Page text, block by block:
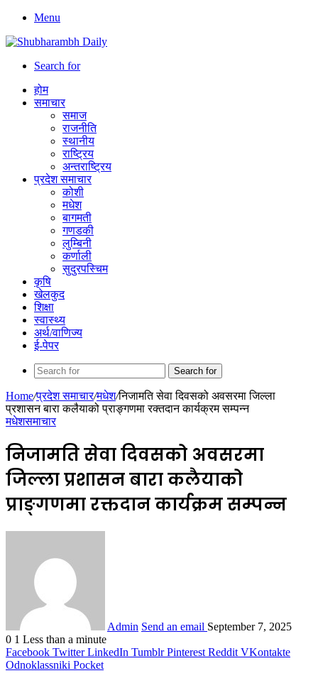
Menu
Search for
होम
समाचार
समाज
राजनीति
स्थानीय
राष्ट्रिय
अन्तराष्ट्रिय
प्रदेश समाचार
कोशी
मधेश
बागमती
गणडकी
लुम्बिनी
कर्णाली
सुदुरपस्चिम
कृषि
खेलकुद
शिक्षा
स्वास्थ्य
अर्थ/वाणिज्य
ई-पेपर
Search for
Home/प्रदेश समाचार/मधेश/निजामति सेवा दिवसको अवसरमा जिल्ला
प्रशासन बारा कलैयाको प्राङ्गणमा रक्तदान कार्यक्रम सम्पन्न
मधेशसमाचार
निजामति सेवा दिवसको अवसरमा
जिल्ला प्रशासन बारा कलैयाको
प्राङ्गणमा रक्तदान कार्यक्रम सम्पन्न
Admin Send an email September 7, 2025
0 1 Less than a minute
Facebook Twitter LinkedIn Tumblr Pinterest Reddit VKontakte
Odnoklassniki Pocket